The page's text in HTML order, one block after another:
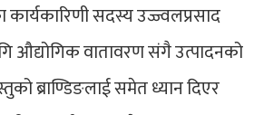
कार्यकारिणी सदस्य उज्ज्वलप्रसाद
औद्योगिक वातावरण संगै उत्पादनको
ब्राण्डिङलाई समेत ध्यान दिएर